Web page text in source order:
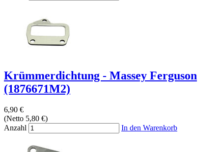
Krümmerdichtung - Massey Ferguson
(1876671M2)
6,90 €
(Netto 5,80 €)
Anzahl
In den Warenkorb